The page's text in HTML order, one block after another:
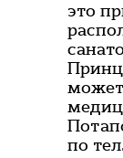
это
по